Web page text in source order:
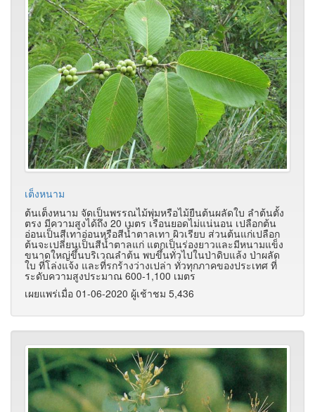
เต็งหนาม
ต้นเต็งหนาม จัดเป็นพรรณไม้พุ่มหรือไม้ยืนต้นผลัดใบ ลำต้นตั้ง
ตรง มีความสูงได้ถึง 20 เมตร เรือนยอดไม่แน่นอน เปลือกต้น
อ่อนเป็นสีเทาอ่อนหรือสีน้ำตาลเทา ผิวเรียบ ส่วนต้นแก่เปลือก
ต้นจะเปลี่ยนเป็นสีน้ำตาลแก่ แตกเป็นร่องยาวและมีหนามแข็ง
ขนาดใหญ่ขึ้นบริเวณลำต้น พบขึ้นทั่วไปในป่าดิบแล้ง ป่าผลัด
ใบ ที่โล่งแจ้ง และที่รกร้างว่างเปล่า ทั่วทุกภาคของประเทศ ที่
ระดับความสูงประมาณ 600-1,100 เมตร
เผยแพร่เมื่อ 01-06-2020 ผู้เช้าชม 5,436